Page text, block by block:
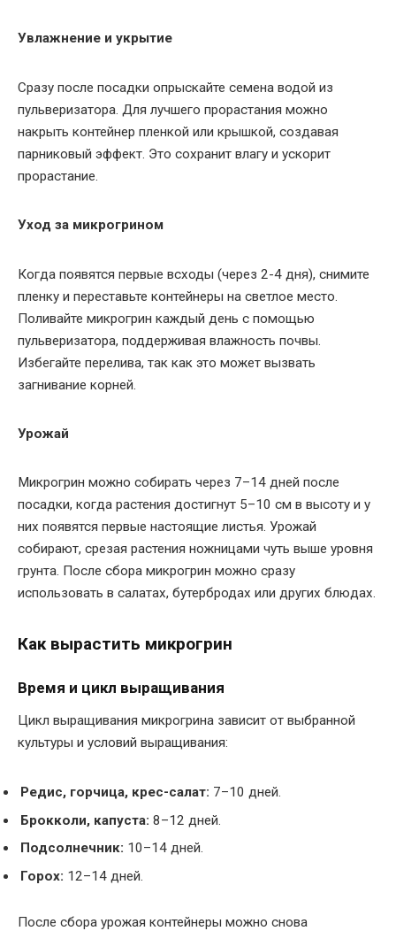
Увлажнение и укрытие
Сразу после посадки опрыскайте семена водой из
пульверизатора. Для лучшего прорастания можно
накрыть контейнер пленкой или крышкой, создавая
парниковый эффект. Это сохранит влагу и ускорит
прорастание.
Уход за микрогрином
Когда появятся первые всходы (через 2-4 дня), снимите
пленку и переставьте контейнеры на светлое место.
Поливайте микрогрин каждый день с помощью
пульверизатора, поддерживая влажность почвы.
Избегайте перелива, так как это может вызвать
загнивание корней.
Урожай
Микрогрин можно собирать через 7–14 дней после
посадки, когда растения достигнут 5–10 см в высоту и у
них появятся первые настоящие листья. Урожай
собирают, срезая растения ножницами чуть выше уровня
грунта. После сбора микрогрин можно сразу
использовать в салатах, бутербродах или других блюдах.
Как вырастить микрогрин
Время и цикл выращивания
Цикл выращивания микрогрина зависит от выбранной
культуры и условий выращивания:
Редис, горчица, крес-салат: 7–10 дней.
Брокколи, капуста: 8–12 дней.
Подсолнечник: 10–14 дней.
Горох: 12–14 дней.
После сбора урожая контейнеры можно снова